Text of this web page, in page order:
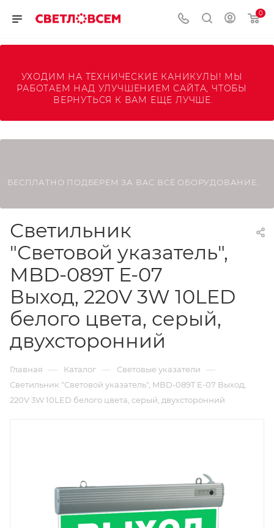
0
УХОДИМ НА ТЕХНИЧЕСКИЕ КАНИКУЛЫ! МЫ
РАБОТАЕМ НАД УЛУЧШЕНИЕМ САЙТА, ЧТОБЫ
ВЕРНУТЬСЯ К ВАМ ЕЩЕ ЛУЧШЕ.
БЕСПЛАТНО ПОДБЕРЕМ ЗА ВАС ВСЁ ОБОРУДОВАНИЕ.
Светильник
"Световой указатель",
MBD-089T Е-07
Выход, 220V 3W 10LED
белого цвета, серый,
двухсторонний
Главная — Каталог — Световые указатели —
Светильник "Световой указатель", MBD-089T Е-07 Выход,
220V 3W 10LED белого цвета, серый, двухсторонний